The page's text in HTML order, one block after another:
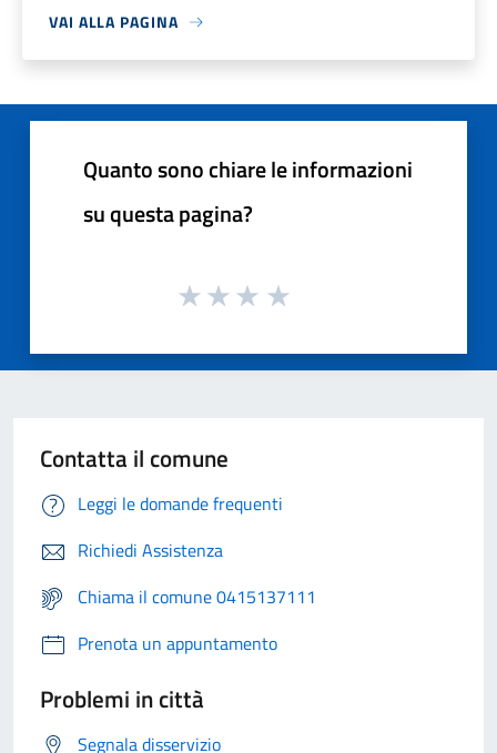
VAI ALLA PAGINA
Quanto sono chiare le informazioni
su questa pagina?
Contatta il comune
Leggi le domande frequenti
Richiedi Assistenza
Chiama il comune 0415137111
Prenota un appuntamento
Problemi in città
Segnala disservizio